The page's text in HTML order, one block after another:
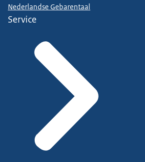
Nederlandse Gebarentaal
Service